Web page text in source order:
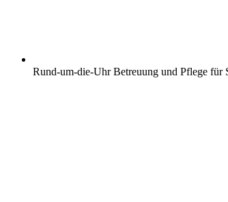
Rund-um-die-Uhr Betreuung und Pflege für